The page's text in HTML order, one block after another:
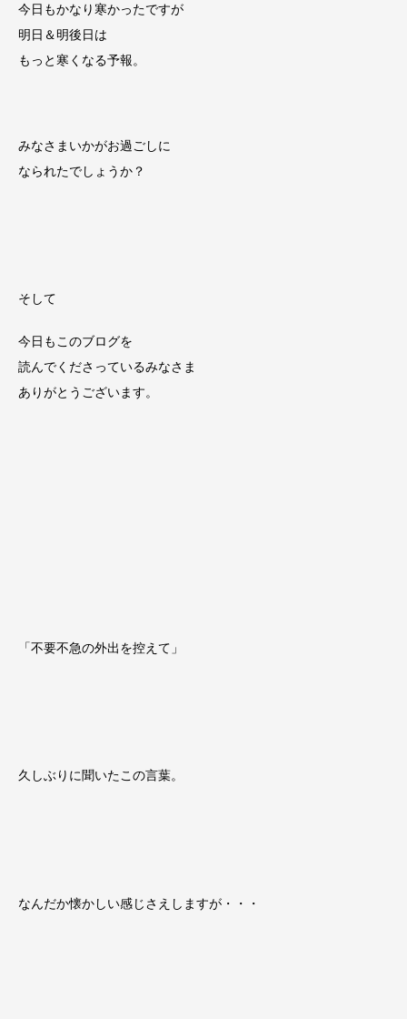
今日もかなり寒かったですが
明日＆明後日は
もっと寒くなる予報。
みなさまいかがお過ごしに
なられたでしょうか？
そして
今日もこのブログを
読んでくださっているみなさま
ありがとうございます。
「不要不急の外出を控えて」
久しぶりに聞いたこの言葉。
なんだか懐かしい感じさえしますが・・・